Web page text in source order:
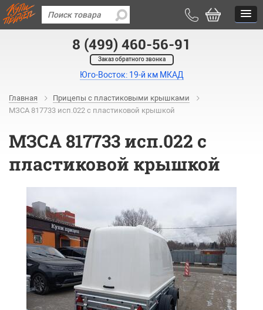
8 (499) 460-56-91
Заказ обратного звонка
Юго-Восток: 19-й км МКАД
Главная
Прицепы с пластиковыми крышками
МЗСА 817733 исп.022 с пластиковой крышкой
МЗСА 817733 исп.022 с
пластиковой крышкой